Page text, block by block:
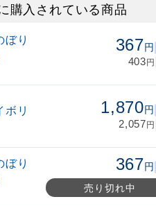
購入されている商品
り
367円
403円
リ
1,870円
2,057円
り
367円
売り切れ中